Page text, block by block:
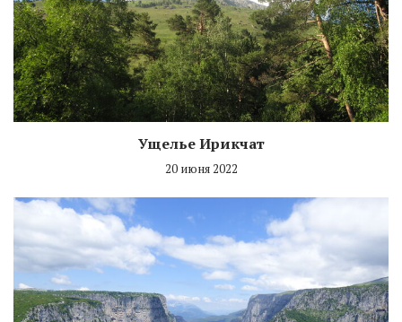
Ущелье Ирикчат
20 июня 2022